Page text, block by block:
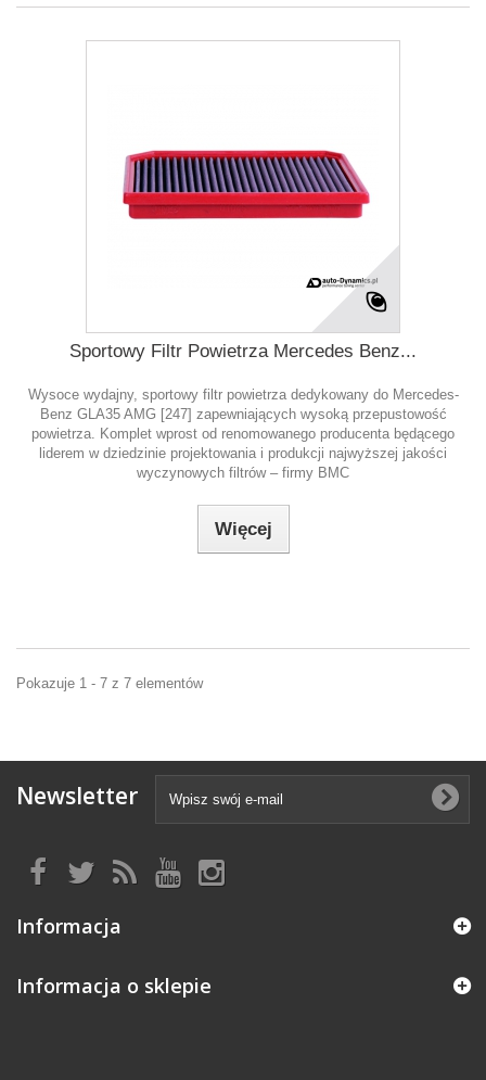
Sportowy Filtr Powietrza Mercedes Benz...
Wysoce wydajny, sportowy filtr powietrza dedykowany do Mercedes-
Benz GLA35 AMG [247] zapewniających wysoką przepustowość
powietrza. Komplet wprost od renomowanego producenta będącego
liderem w dziedzinie projektowania i produkcji najwyższej jakości
wyczynowych filtrów – firmy BMC
Więcej
Pokazuje 1 - 7 z 7 elementów
Newsletter
Informacja
Informacja o sklepie